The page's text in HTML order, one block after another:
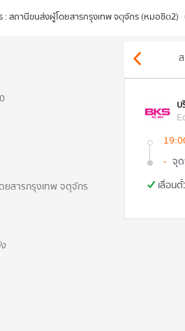
: สถานีขนส่งผู้โดยสารกรุงเทพ จตุจักร (หมอชิต2)
ยสารกรุงเทพ จตุจักร
- จุ
เลื่อนตั๋